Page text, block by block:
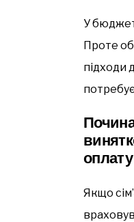
У
Проте
підходи
Якщо